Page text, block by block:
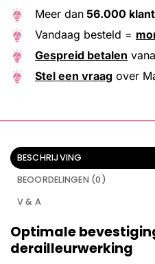
Meer dan 56.000
Vandaag besteld =
Gespreid betalen
Stel een vraag over
BESCHRIJVING
BEOORDELINGEN (0)
V & A
Optimale
derailleurwerking